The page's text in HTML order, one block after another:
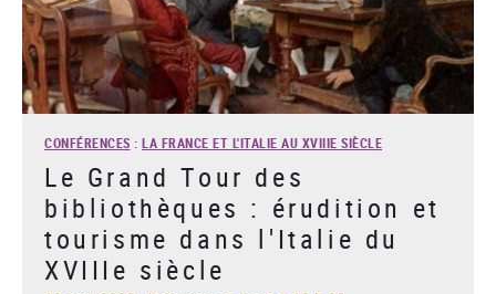
CONFÉRENCES : LA FRANCE ET L'ITALIE AU XVIIIE SIÈCLE
Le Grand Tour des
bibliothèques : érudition et
tourisme dans l'Italie du
XVIIIe siècle